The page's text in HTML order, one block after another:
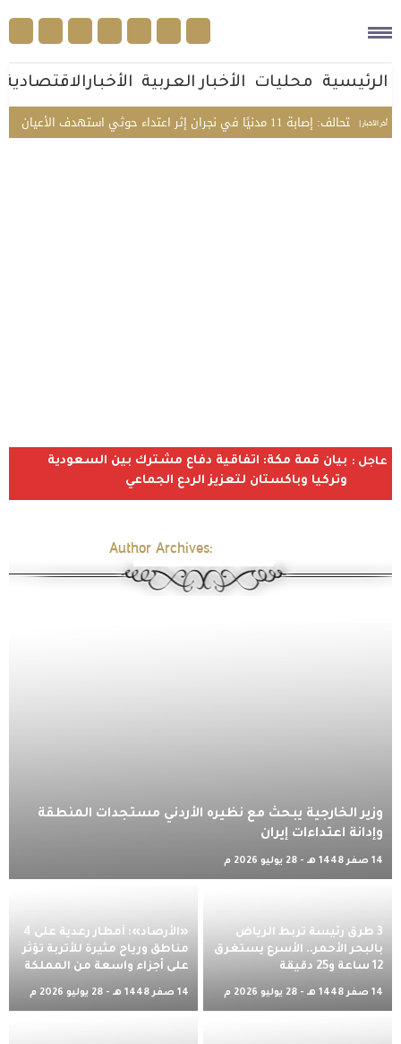
الرئيسية محليات الأخبار العربية الأخبارالاقتصادية
أخر الأخبار |
11 مدنيًا في نجران إثر اعتداء حوثي استهدف الأعيان المدنية
عاجل : بيان قمة مكة: اتفاقية دفاع مشترك بين السعودية
وتركيا وباكستان لتعزيز الردع الجماعي
Author Archives:
وزير الخارجية يبحث مع نظيره الأردني مستجدات المنطقة
وإدانة اعتداءات إيران
14 صفر 1448 هـ - 28 يوليو 2026 م
3 طرق رئيسة تربط الرياض
بالبحر الأحمر.. الأسرع يستغرق
12 ساعة و25 دقيقة
14 صفر 1448 هـ - 28 يوليو 2026 م
«الأرصاد»: أمطار رعدية على 4
مناطق ورياح مثيرة للأتربة تؤثر
على أجزاء واسعة من المملكة
14 صفر 1448 هـ - 28 يوليو 2026 م